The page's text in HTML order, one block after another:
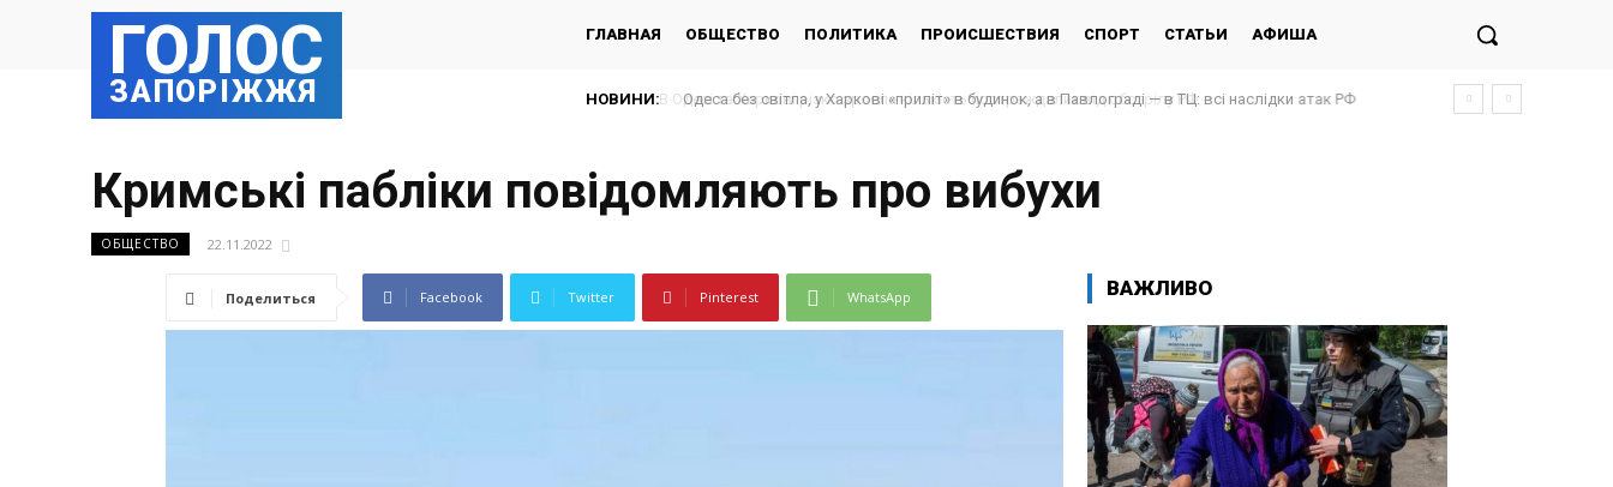
ГОЛОС
ЗАПОРІЖЖЯ
ГЛАВНАЯ ОБЩЕСТВО ПОЛИТИКА ПРОИСШЕСТВИЯ СПОРТ СТАТЬИ АФИША
НОВИНИ: Одеса без світла, у Харкові «приліт» в будинок, а в Павлограді — в ТЦ: всі наслідки атак РФ
Кримські пабліки повідомляють про вибухи
ОБЩЕСТВО 22.11.2022
Поделиться Facebook Twitter Pinterest WhatsApp ВАЖЛИВО